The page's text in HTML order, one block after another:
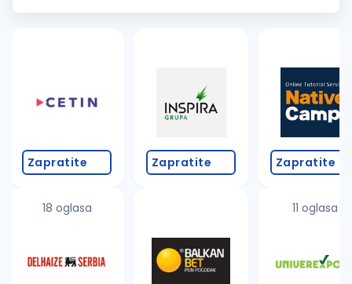
odgovarajuća...
Zapratite
18 oglasa
Zapratite Zapratite
11 oglasa